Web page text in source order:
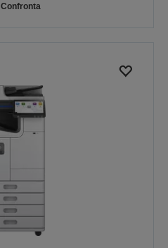
Confronta